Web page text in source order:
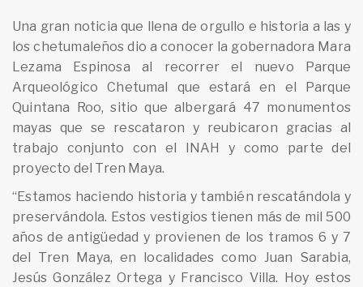
Una gran noticia que llena de orgullo e historia a las y
los chetumaleños dio a conocer la gobernadora Mara
Lezama Espinosa al recorrer el nuevo Parque
Arqueológico Chetumal que estará en el Parque
Quintana Roo, sitio que albergará 47 monumentos
mayas que se rescataron y reubicaron gracias al
trabajo conjunto con el INAH y como parte del
proyecto del Tren Maya.
“Estamos haciendo historia y también rescatándola y
preservándola. Estos vestigios tienen más de mil 500
años de antigüedad y provienen de los tramos 6 y 7
del Tren Maya, en localidades como Juan Sarabia,
Jesús González Ortega y Francisco Villa. Hoy estos